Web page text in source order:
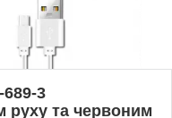
3
руху та червоним